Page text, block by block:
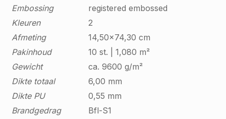
Embossing
registered embossed
Kleuren
2
Afmeting
14,50x74,30 cm
Pakinhoud
10 st. | 1,080 m²
Gewicht
ca. 9600 g/m²
Dikte totaal
6,00 mm
Dikte PU
0,55 mm
Brandgedrag
Bfl-S1